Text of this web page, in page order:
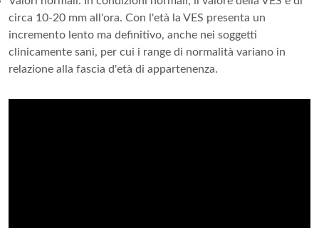
circa 10-20 mm all'ora. Con l'età la VES presenta un
incremento lento ma definitivo, anche nei soggetti
clinicamente sani, per cui i range di normalità variano in
relazione alla fascia d'età di appartenenza.